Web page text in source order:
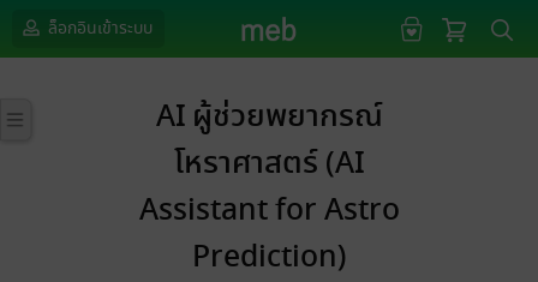
ล็อกอินเข้าระบบ
AI ผู้ช่วยพยากรณ์
โหราศาสตร์ (AI
Assistant for Astro
Prediction)